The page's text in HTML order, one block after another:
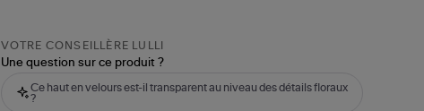
VOTRE CONSEILLÈRE LULLI
Une question sur ce produit ?
Ce haut en velours est-il transparent au niveau des détails floraux
?